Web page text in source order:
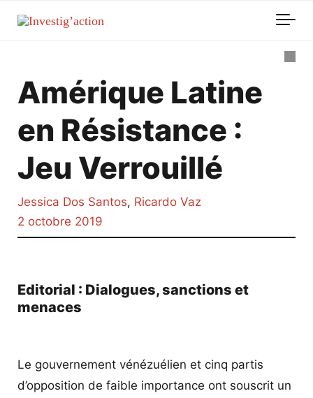
Amérique Latine
en Résistance :
Jeu Verrouillé
Jessica Dos Santos, Ricardo Vaz
2 octobre 2019
Editorial : Dialogues, sanctions et
menaces
Le gouvernement vénézuélien et cinq partis
d’opposition de faible importance ont souscrit un